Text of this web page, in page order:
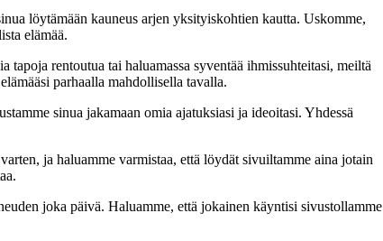
löytämään kauneus arjen yksityiskohtien kautta. Uskomme,
elämää.
rentoutua tai haluamassa syventää ihmissuhteitasi, meiltä
parhaalla mahdollisella tavalla.
sinua jakamaan omia ajatuksiasi ja ideoitasi. Yhdessä
ja haluamme varmistaa, että löydät sivuiltamme aina jotain
joka päivä. Haluamme, että jokainen käyntisi sivustollamme